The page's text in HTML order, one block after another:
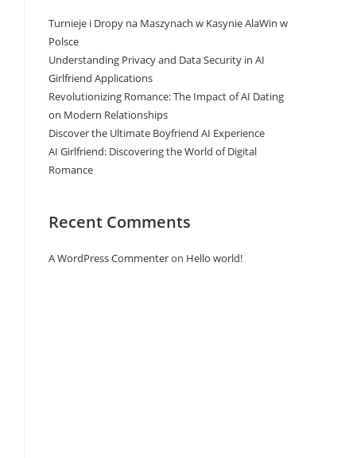
Turnieje i Dropy na Maszynach w Kasynie AlaWin w
Polsce
Understanding Privacy and Data Security in AI
Girlfriend Applications
Revolutionizing Romance: The Impact of AI Dating
on Modern Relationships
Discover the Ultimate Boyfriend AI Experience
AI Girlfriend: Discovering the World of Digital
Romance
Recent Comments
A WordPress Commenteron Hello world!